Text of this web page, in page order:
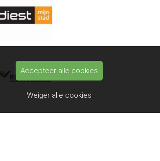
Accepteer alle cookies
Weiger alle cookies